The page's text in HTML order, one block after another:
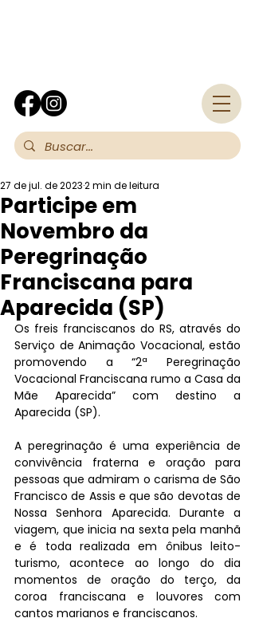
Participe em
Novembro da
Peregrinação
Franciscana para
Aparecida (SP)
27 de jul. de 20232 min de leitura
Os freis franciscanos do RS, através do
Serviço de Animação Vocacional, estão
promovendo a “2ª Peregrinação
Vocacional Franciscana rumo a Casa da
Mãe Aparecida” com destino a
Aparecida (SP).
A peregrinação é uma experiência de
convivência fraterna e oração para
pessoas que admiram o carisma de São
Francisco de Assis e que são devotas de
Nossa Senhora Aparecida. Durante a
viagem, que inicia na sexta pela manhã
e é toda realizada em ônibus leito-
turismo, acontece ao longo do dia
momentos de oração do terço, da
coroa franciscana e louvores com
cantos marianos e franciscanos.